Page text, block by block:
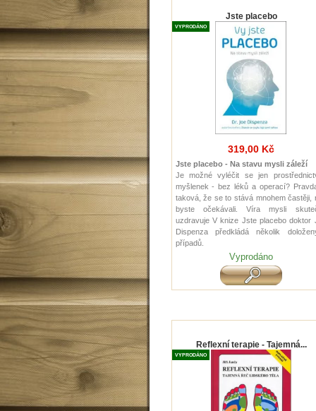
Jste placebo
VYPRODÁNO
319,00 Kč
Jste placebo - Na stavu mysli záleží
Je možné vyléčit se jen
myšlenek - bez léků a operací?
taková, že se to stává mnohem častěji,
byste očekávali. Víra mysli
uzdravuje V knize Jste placebo doktor
Dispenza předkládá několik
případů.
Vyprodáno
Reflexní terapie - Tajemná...
VYPRODÁNO